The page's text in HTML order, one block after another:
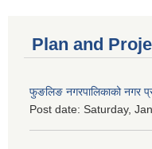
Plan and
फुङलिङ नगरपालिकाको नगर
Post date: Saturday,